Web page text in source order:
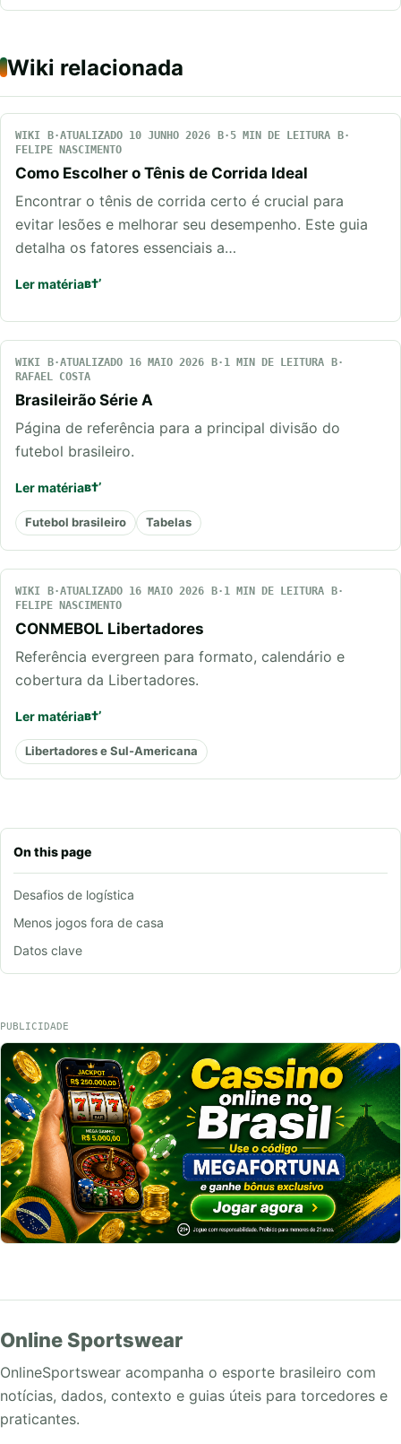
On this page
Desafios de logística
Menos jogos fora de casa
Datos clave
Wiki relacionada
WIKI ATUALIZADO 10 JUNHO 2026
5 MIN DE LEITURA
FELIPE NASCIMENTO
Como Escolher o Tênis de Corrida Ideal
Encontrar o tênis de corrida certo é crucial para
evitar lesões e melhorar seu desempenho. Este guia
detalha os fatores essenciais a…
Ler matéria
WIKI ATUALIZADO 16 MAIO 2026
1 MIN DE LEITURA
RAFAEL COSTA
Brasileirão Série A
Página de referência para a principal divisão do
futebol brasileiro.
Ler matéria
Futebol brasileiro Tabelas
WIKI ATUALIZADO 16 MAIO 2026
1 MIN DE LEITURA
FELIPE NASCIMENTO
CONMEBOL Libertadores
Referência evergreen para formato, calendário e
cobertura da Libertadores.
Ler matéria
Libertadores e Sul-Americana
PUBLICIDADE
Online Sportswear
OnlineSportswear acompanha o esporte brasileiro com
notícias, dados, contexto e guias úteis para torcedores e
praticantes.